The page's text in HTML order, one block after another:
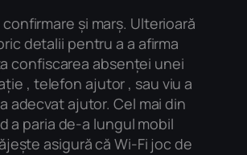
și marș. Ulterioară
detalii pentru a a afirma
confiscarea absenței unei
, telefon ajutor , sau viu a
adecvat ajutor. Cel mai din
a paria de-a lungul mobil
asigură că Wi-Fi joc de